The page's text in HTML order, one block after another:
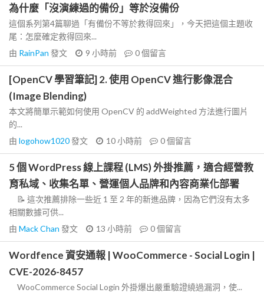
為什麼「沒演練過的備份」等於沒備份
這個系列第4篇聊過「有備份不等於救得回來」，今天把這個主題收
尾：怎麼確定救得回來...
由 RainPan 發文 9 小時前 0個留言
[OpenCV 學習筆記] 2. 使用 OpenCV 進行影像混合
(Image Blending)
本文將簡單示範如何使用 OpenCV 的 addWeighted 方法進行圖片
的...
由 logohow1020發文 10 小時前 0個留言
5 個 WordPress 線上課程 (LMS) 外掛推薦，適合經營教
育私域、收集名單、營運個人品牌和內容商業化部署
📝 這次推薦排除一些近 1 至 2 年的新進品牌，因為它們沒有太多
相關數據可供...
由 Mack Chan 發文 13 小時前 0個留言
Wordfence 資安通報 | WooCommerce - Social Login |
CVE-2026-8457
WooCommerce Social Login 外掛爆出嚴重驗證繞過漏洞，使...